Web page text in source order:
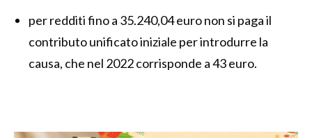
per redditi fino a 35.240,04 euro non si paga il
contributo unificato iniziale per introdurre la
causa, che nel 2022 corrisponde a 43 euro.